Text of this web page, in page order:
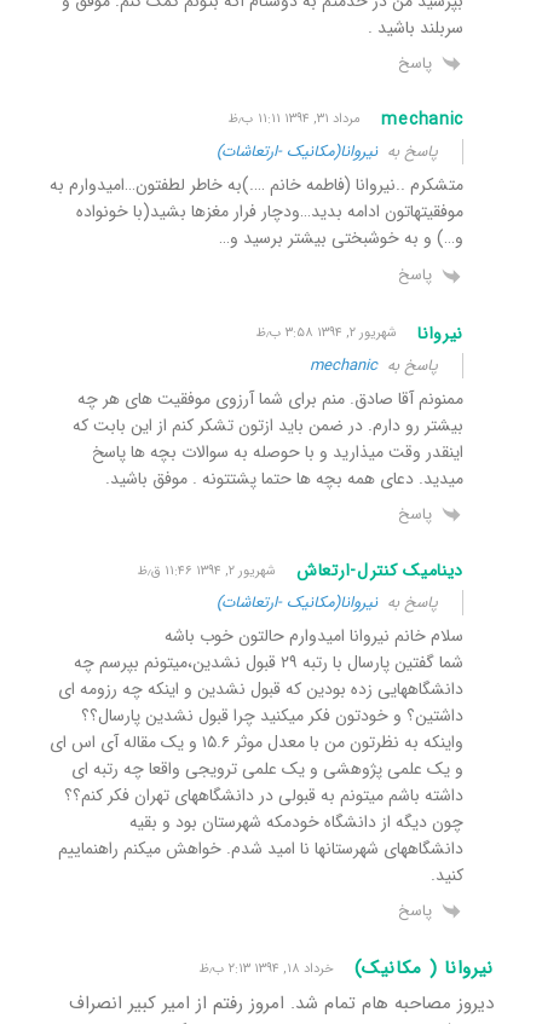
سربلند باشید .
پاسخ
mechanic مرداد ۳۱, ۱۳۹۴ ۱۱:۱۱ ب٫ظ
پاسخ بهنیروانا(مکانیک -ارتعاشات)
متشکرم ..نیروانا (فاطمه خانم ….)به خاطر لطفتون…امیدوارم به
موفقیتهاتون ادامه بدید…ودچار فرار مغزها بشید(با خونواده
و…) و به خوشبختی بیشتر برسید و…
پاسخ
نیروانا شهریور ۲, ۱۳۹۴ ۳:۵۸ ب٫ظ
پاسخ بهmechanic
ممنونم آقا صادق. منم برای شما آرزوی موفقیت های هر چه
بیشتر رو دارم. در ضمن باید ازتون تشکر کنم از این بابت که
اینقدر وقت میذارید و با حوصله به سوالات بچه ها پاسخ
میدید. دعای همه بچه ها حتما پشتتونه . موفق باشید.
پاسخ
دینامیک کنترل-ارتعاش شهریور ۲, ۱۳۹۴ ۱۱:۴۶ ق٫ظ
پاسخ بهنیروانا(مکانیک -ارتعاشات)
سلام خانم نیروانا امیدوارم حالتون خوب باشه
شما گفتین پارسال با رتبه ۲۹ قبول نشدین،میتونم بپرسم چه
دانشگاههایی زده بودین که قبول نشدین و اینکه چه رزومه ای
داشتین؟ و خودتون فکر میکنید چرا قبول نشدین پارسال؟؟
واینکه به نظرتون من با معدل موثر ۱۵.۶ و یک مقاله آی اس ای
و یک علمی پژوهشی و یک علمی ترویجی واقعا چه رتبه ای
داشته باشم میتونم به قبولی در دانشگاههای تهران فکر کنم؟؟
چون دیگه از دانشگاه خودمکه شهرستان بود و بقیه
دانشگاههای شهرستانها نا امید شدم. خواهش میکنم راهنماییم
کنید.
پاسخ
نیروانا ( مکانیک) خرداد ۱۸, ۱۳۹۴ ۲:۱۳ ب٫ظ
دیروز مصاحبه هام تمام شد. امروز رفتم از امیر کبیر انصراف